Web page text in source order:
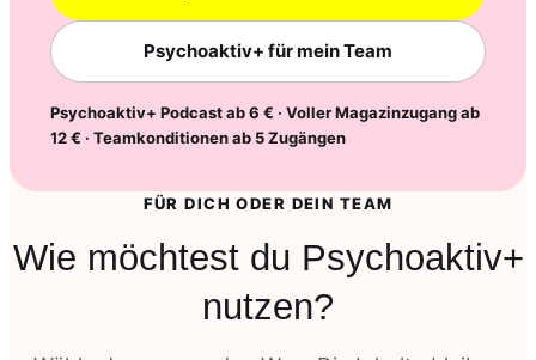
Psychoaktiv+ für mein Team
Psychoaktiv+ Podcast ab 6 € · Voller Magazinzugang ab
12 € · Teamkonditionen ab 5 Zugängen
FÜR DICH ODER DEIN TEAM
Wie möchtest du Psychoaktiv+
nutzen?